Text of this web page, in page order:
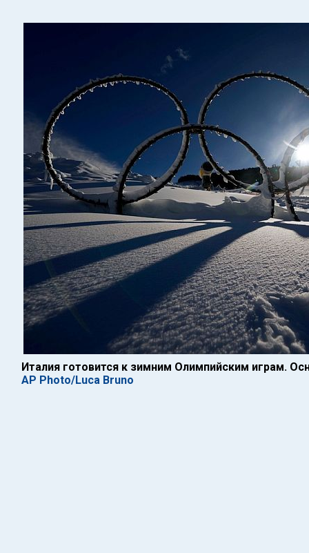
Италия готовится к зимним Олимпийским играм.
AP Photo/Luca Bruno